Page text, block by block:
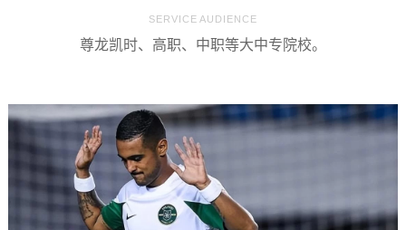
SERVICE AUDIENCE
尊龙凯时、高职、中职等大中专院校。